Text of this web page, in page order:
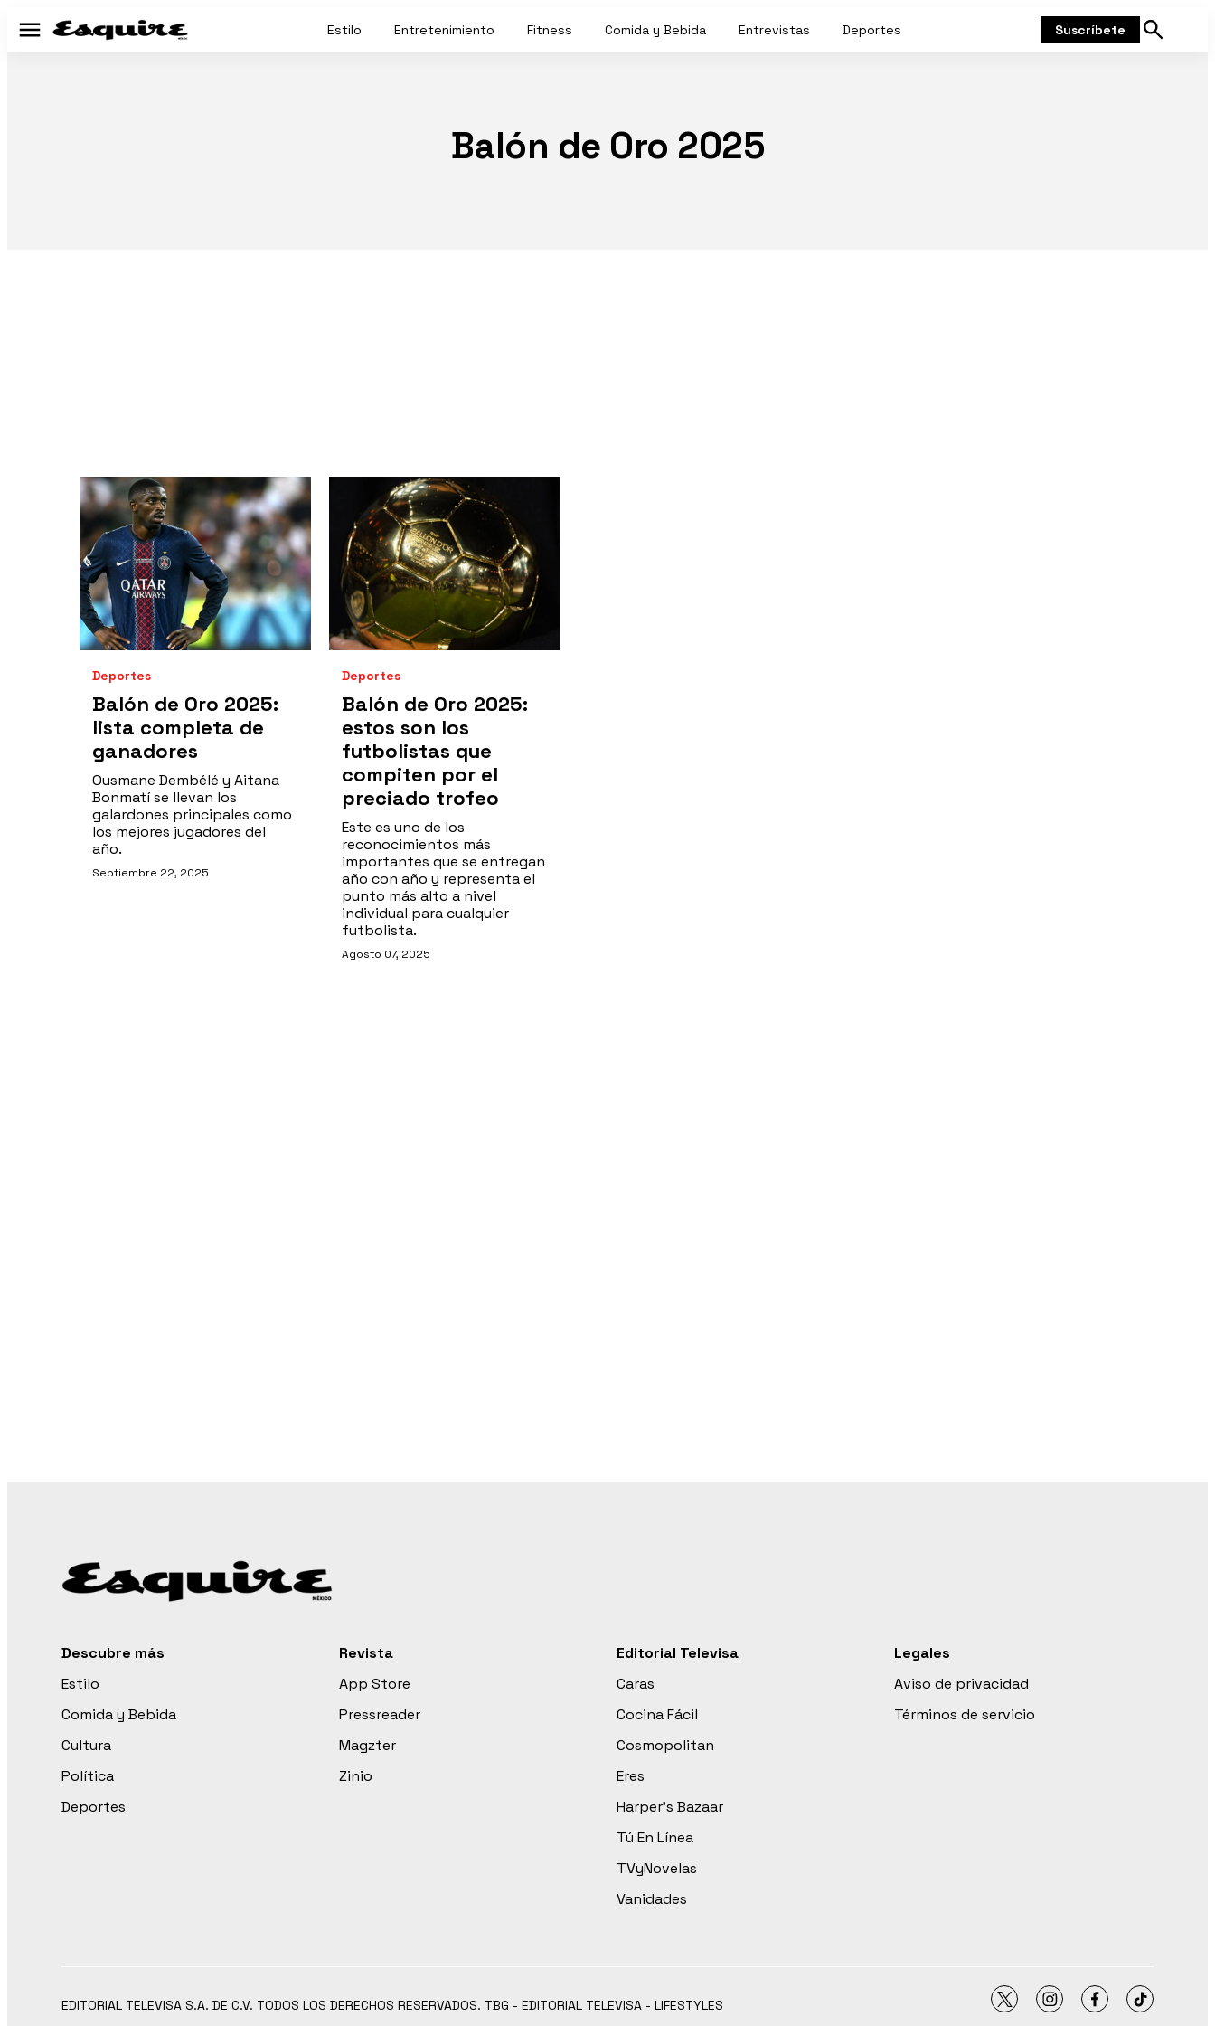
Menú Estilo Entretenimiento Fitness Comida y Bebida Entrevistas Deportes Suscríbete
Mostrar
Balón de Oro 2025
Deportes
Balón de Oro 2025:
lista completa de
ganadores
Ousmane Dembélé y Aitana
Bonmatí se llevan los
galardones principales como
los mejores jugadores del
año.
Septiembre 22, 2025
Deportes
Balón de Oro 2025:
estos son los
futbolistas que
compiten por el
preciado trofeo
Este es uno de los
reconocimientos más
importantes que se entregan
año con año y representa el
punto más alto a nivel
individual para cualquier
futbolista.
Agosto 07, 2025
Descubre más
Estilo
Comida y Bebida
Cultura
Política
Deportes
Revista
App Store
Pressreader
Magzter
Zinio
Editorial Televisa
Caras
Cocina Fácil
Cosmopolitan
Eres
Harper’s Bazaar
Tú En Línea
TVyNovelas
Vanidades
Legales
Aviso de privacidad
Términos de servicio
EDITORIAL TELEVISA S.A. DE C.V. TODOS LOS DERECHOS RESERVADOS. TBG - EDITORIAL TELEVISA - LIFESTYLES twitterinstagram
facebooktiktok